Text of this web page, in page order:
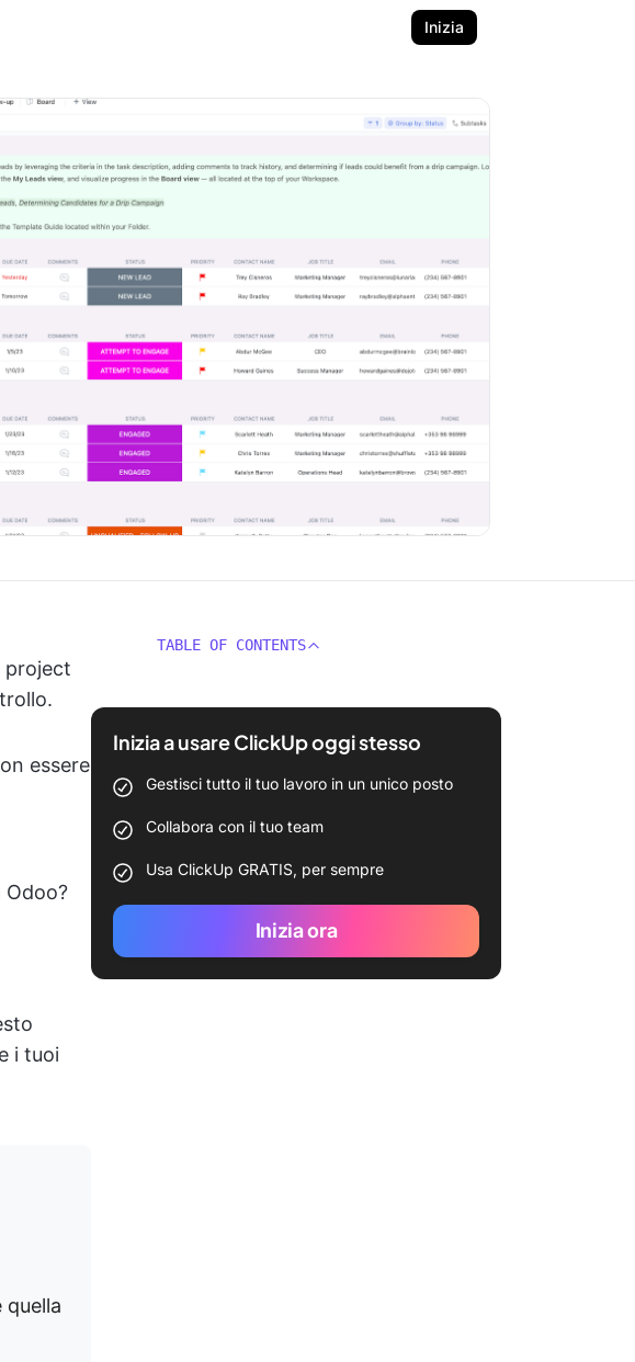
Inizia
project
essere
Odoo?
i tuoi
TABLE OF CONTENTS
Inizia a usare ClickUp oggi stesso
Gestisci tutto il tuo lavoro in un unico posto
Collabora con il tuo team
Usa ClickUp GRATIS, per sempre
Inizia ora